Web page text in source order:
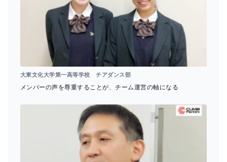
大東文化大学第一高等学校 チアダンス部
メンバーの声を尊重することが、チーム運営の軸になる